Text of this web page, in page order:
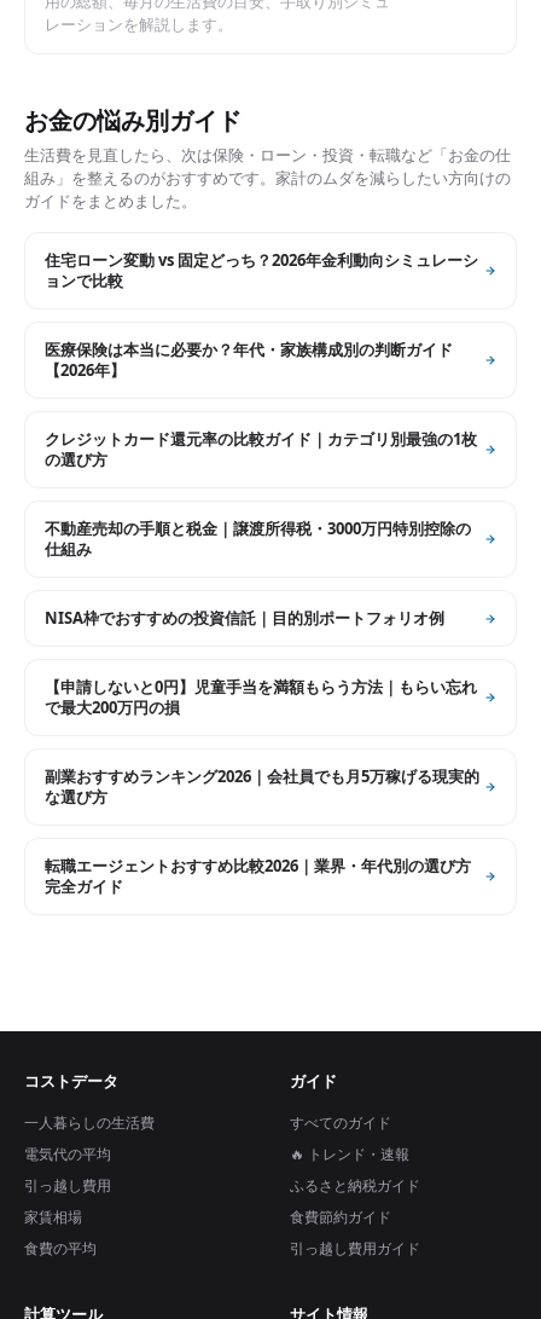
レーションを解説します。
お金の悩み別ガイド
生活費を見直したら、次は保険・ローン・投資・転職など「お金の仕
組み」を整えるのがおすすめです。家計のムダを減らしたい方向けの
ガイドをまとめました。
住宅ローン変動 vs 固定どっち？2026年金利動向シミュレーシ
ョンで比較
医療保険は本当に必要か？年代・家族構成別の判断ガイド
【2026年】
クレジットカード還元率の比較ガイド｜カテゴリ別最強の1枚
の選び方
不動産売却の手順と税金｜譲渡所得税・3000万円特別控除の
仕組み
NISA枠でおすすめの投資信託｜目的別ポートフォリオ例
【申請しないと0円】児童手当を満額もらう方法｜もらい忘れ
で最大200万円の損
副業おすすめランキング2026｜会社員でも月5万稼げる現実的
な選び方
転職エージェントおすすめ比較2026｜業界・年代別の選び方
完全ガイド
コストデータ
一人暮らしの生活費
電気代の平均
引っ越し費用
家賃相場
食費の平均
ガイド
すべてのガイド
🔥 トレンド・速報
ふるさと納税ガイド
食費節約ガイド
引っ越し費用ガイド
計算ツール サイト情報